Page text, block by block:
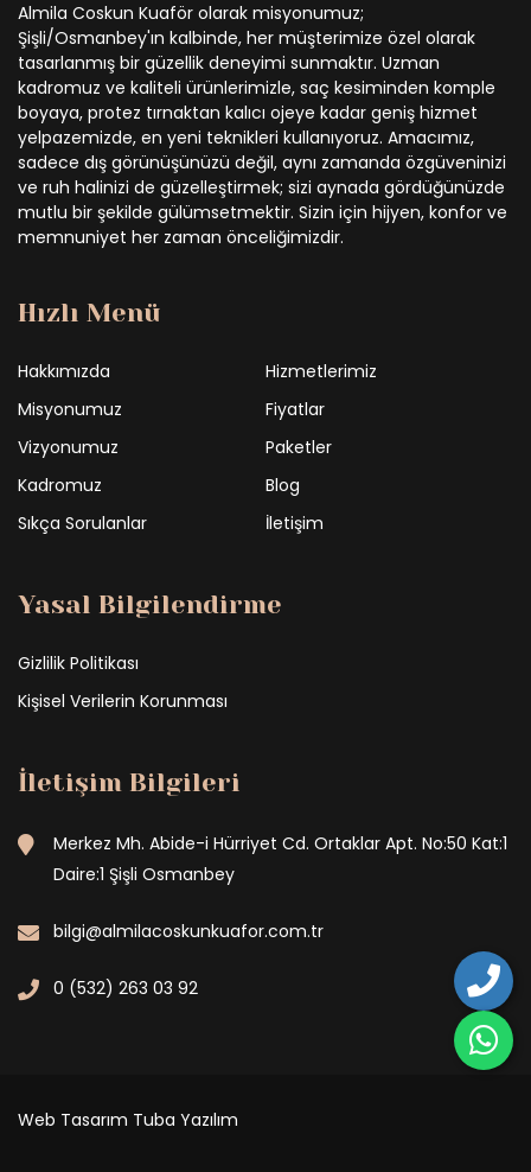
Almila Coskun Kuaför olarak misyonumuz;
Şişli/Osmanbey'ın kalbinde, her müşterimize özel olarak
tasarlanmış bir güzellik deneyimi sunmaktır. Uzman
kadromuz ve kaliteli ürünlerimizle, saç kesiminden komple
boyaya, protez tırnaktan kalıcı ojeye kadar geniş hizmet
yelpazemizde, en yeni teknikleri kullanıyoruz. Amacımız,
sadece dış görünüşünüzü değil, aynı zamanda özgüveninizi
ve ruh halinizi de güzelleştirmek; sizi aynada gördüğünüzde
mutlu bir şekilde gülümsetmektir. Sizin için hijyen, konfor ve
memnuniyet her zaman önceliğimizdir.
Hızlı Menü
Hakkımızda
Hizmetlerimiz
Misyonumuz
Fiyatlar
Vizyonumuz
Paketler
Kadromuz
Blog
Sıkça Sorulanlar
İletişim
Yasal Bilgilendirme
Gizlilik Politikası
Kişisel Verilerin Korunması
İletişim Bilgileri
Merkez Mh. Abide-i Hürriyet Cd. Ortaklar Apt. No:50 Kat:1
Daire:1 Şişli Osmanbey
bilgi@almilacoskunkuafor.com.tr
0 (532) 263 03 92
Web Tasarım Tuba Yazılım